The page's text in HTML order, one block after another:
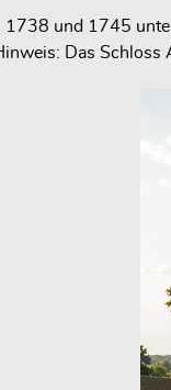
1738 und 1745
Das